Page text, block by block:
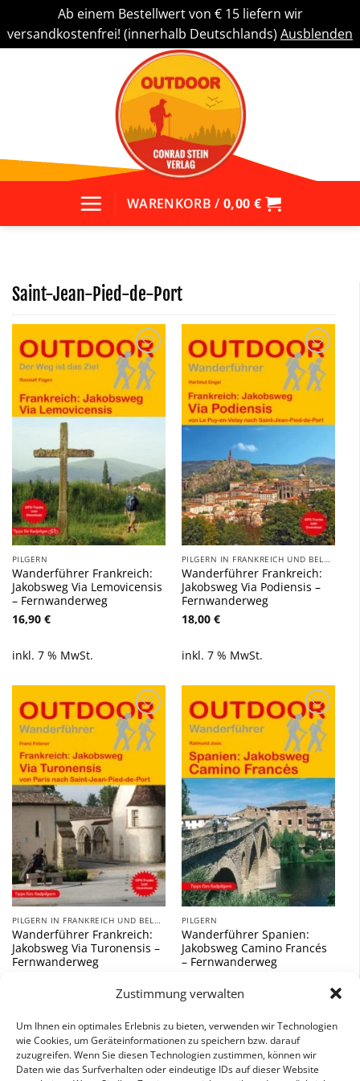
Zustimmung verwalten
Um Ihnen ein optimales Erlebnis zu bieten, verwenden wir Technologien
wie Cookies, um Geräteinformationen zu speichern bzw. darauf
zuzugreifen. Wenn Sie diesen Technologien zustimmen, können wir
Daten wie das Surfverhalten oder eindeutige IDs auf dieser Website
Ab einem Bestellwert von € 15 liefern wir
versandkostenfrei! (innerhalb Deutschlands) Ausblenden
WARENKORB / 0,00 €
Saint-Jean-Pied-de-Port
Zu
Wunschliste
hinzufügen
PILGERN
Wanderführer Frankreich:
Jakobsweg Via Lemovicensis
– Fernwanderweg
16,90 €
inkl. 7 % MwSt.
Zu
Wunschliste
hinzufügen
PILGERN IN FRANKREICH UND BELGIEN
Wanderführer Frankreich:
Jakobsweg Via Podiensis –
Fernwanderweg
18,00 €
inkl. 7 % MwSt.
Zu
Wunschliste
hinzufügen
PILGERN IN FRANKREICH UND BELGIEN
Wanderführer Frankreich:
Jakobsweg Via Turonensis –
Fernwanderweg
Zu
Wunschliste
hinzufügen
PILGERN
Wanderführer Spanien:
Jakobsweg Camino Francés
– Fernwanderweg